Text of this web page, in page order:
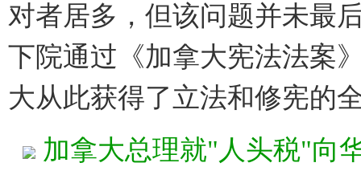
对者居多，但该问题并未最
下院通过《加拿大宪法法案
大从此获得了立法和修宪的
加拿大总理就"人头税"向